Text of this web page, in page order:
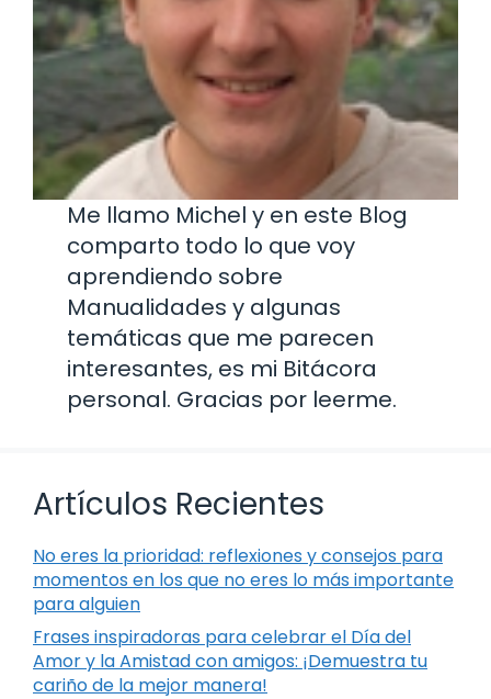
Me llamo Michel y en este Blog
comparto todo lo que voy
aprendiendo sobre
Manualidades y algunas
temáticas que me parecen
interesantes, es mi Bitácora
personal. Gracias por leerme.
Artículos Recientes
No eres la prioridad: reflexiones y consejos para
momentos en los que no eres lo más importante
para alguien
Frases inspiradoras para celebrar el Día del
Amor y la Amistad con amigos: ¡Demuestra tu
cariño de la mejor manera!